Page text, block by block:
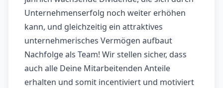
Unternehmenserfolg noch weiter erhöhen
kann, und gleichzeitig ein attraktives
unternehmerisches Vermögen aufbaut
Nachfolge als Team! Wir stellen sicher, dass
auch alle Deine Mitarbeitenden Anteile
erhalten und somit incentiviert und motiviert